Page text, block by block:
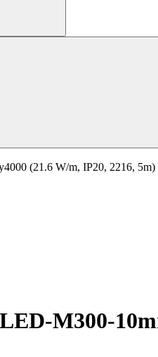
(21.6 W/m, IP20, 2216,
M300-